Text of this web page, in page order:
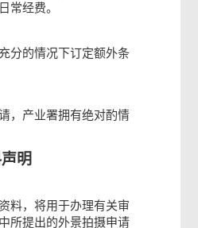
常经费。
分的情况下订定额外条
，产业署拥有绝对酌情
明
料，将用于办理有关审
所提出的外景拍摄申请